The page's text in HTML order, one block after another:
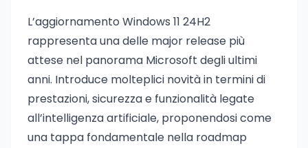
L’aggiornamento Windows 11 24H2
rappresenta una delle major release più
attese nel panorama Microsoft degli ultimi
anni. Introduce molteplici novità in termini di
prestazioni, sicurezza e funzionalità legate
all’intelligenza artificiale, proponendosi come
una tappa fondamentale nella roadmap